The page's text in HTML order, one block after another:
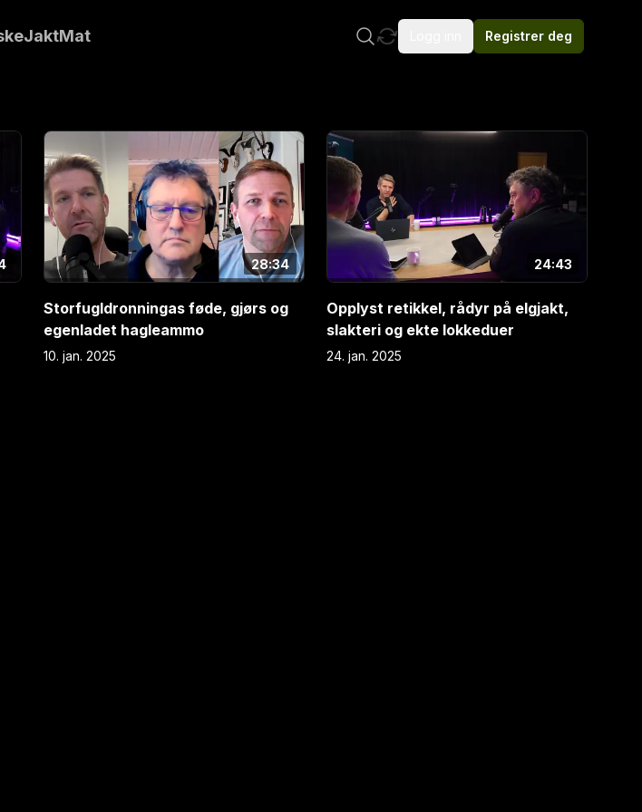
JaktMat Registrer deg
28:34
Storfugldronningas føde, gjørs og
egenladet hagleammo
10. jan. 2025
24:43
Opplyst retikkel, rådyr på elgjakt,
slakteri og ekte lokkeduer
24. jan. 2025